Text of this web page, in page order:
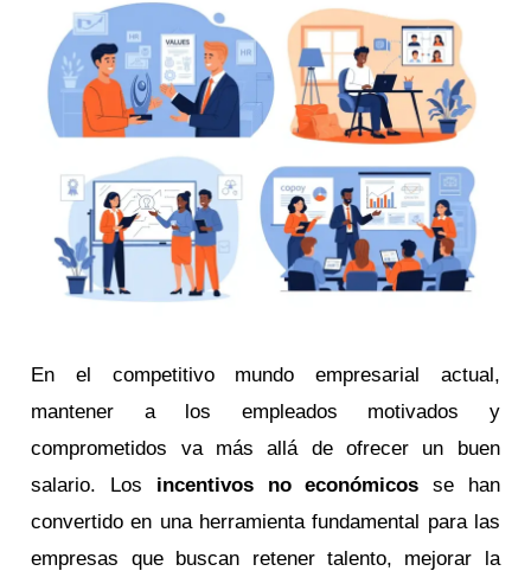
En el competitivo mundo empresarial actual,
mantener a los empleados motivados y
comprometidos va más allá de ofrecer un buen
salario. Los incentivos no económicos se han
convertido en una herramienta fundamental para las
empresas que buscan retener talento, mejorar la